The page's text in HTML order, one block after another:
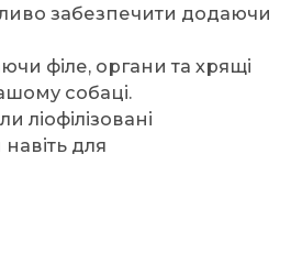
забезпечити додаючи
філе, органи та хрящі
собаці.
для